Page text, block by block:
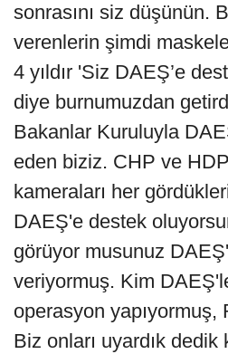
sonrasını siz düşünün.
verenlerin şimdi
4 yıldır 'Siz DAEŞ’e
diye burnumuzdan
Bakanlar Kuruluyla
eden biziz. CHP ve
kameraları her
DAEŞ'e destek
görüyor musunuz
veriyormuş. Kim
operasyon yapıyormuş,
Biz onları uyardık dedik